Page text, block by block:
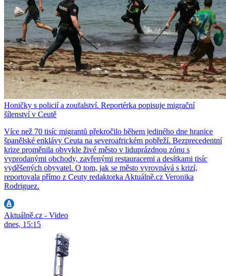
Honičky s policií a zoufalství. Reportérka popisuje migrační
šílenství v Ceutě
Více než 70 tisíc migrantů překročilo během jediného dne hranice
španělské enklávy Ceuta na severoafrickém pobřeží. Bezprecedentní
krize proměnila obvykle živé město v liduprázdnou zónu s
vyprodanými obchody, zavřenými restauracemi a desítkami tisíc
vyděšených obyvatel. O tom, jak se město vyrovnává s krizí,
reportovala přímo z Ceuty redaktorka Aktuálně.cz Veronika
Rodriguez.
Aktuálně.cz - Video
dnes, 15:15